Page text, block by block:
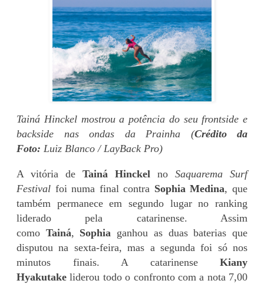
Tainá Hinckel mostrou a potência do seu frontside e
backside nas ondas da Prainha (Crédito da
Foto: Luiz Blanco / LayBack Pro)
A vitória de Tainá Hinckel no Saquarema Surf
Festival foi numa final contra Sophia Medina, que
também permanece em segundo lugar no ranking
liderado pela catarinense. Assim
como Tainá, Sophia ganhou as duas baterias que
disputou na sexta-feira, mas a segunda foi só nos
minutos finais. A catarinense Kiany
Hyakutake liderou todo o confronto com a nota 7,00